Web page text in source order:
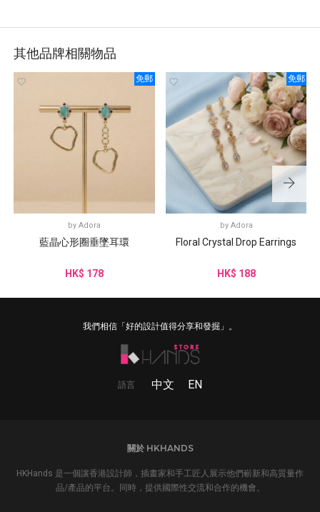
其他品牌相關物品
免郵
by Adora
藍晶心形圈垂墜耳環
HK$ 178
免郵
by Adora
Floral Crystal Drop Earrings
HK$ 188
我們相信「好的設計值得分享和發掘」。
語言 中文 EN
關於 HKHANDS
HKHands 是一個讓香港設計師，插畫家和手工匠人展示他們嶄新和高質量作
品/產品的平台。同時，提供國際性交流和合作的機會。